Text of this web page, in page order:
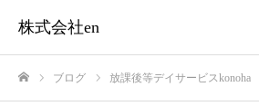
株式会社en
ブログ 放課後等デイサービスkonoha